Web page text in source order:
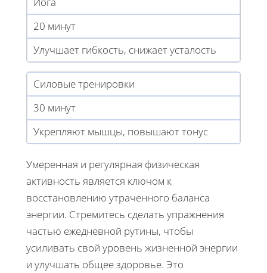
20 минут
Улучшает гибкость, снижает усталость
Силовые тренировки
30 минут
Укрепляют мышцы, повышают тонус
Умеренная и регулярная физическая
активность является ключом к
восстановлению утраченного баланса
энергии. Стремитесь сделать упражнения
частью ежедневной рутины, чтобы
усиливать свой уровень жизненной энергии
и улучшать общее здоровье. Это